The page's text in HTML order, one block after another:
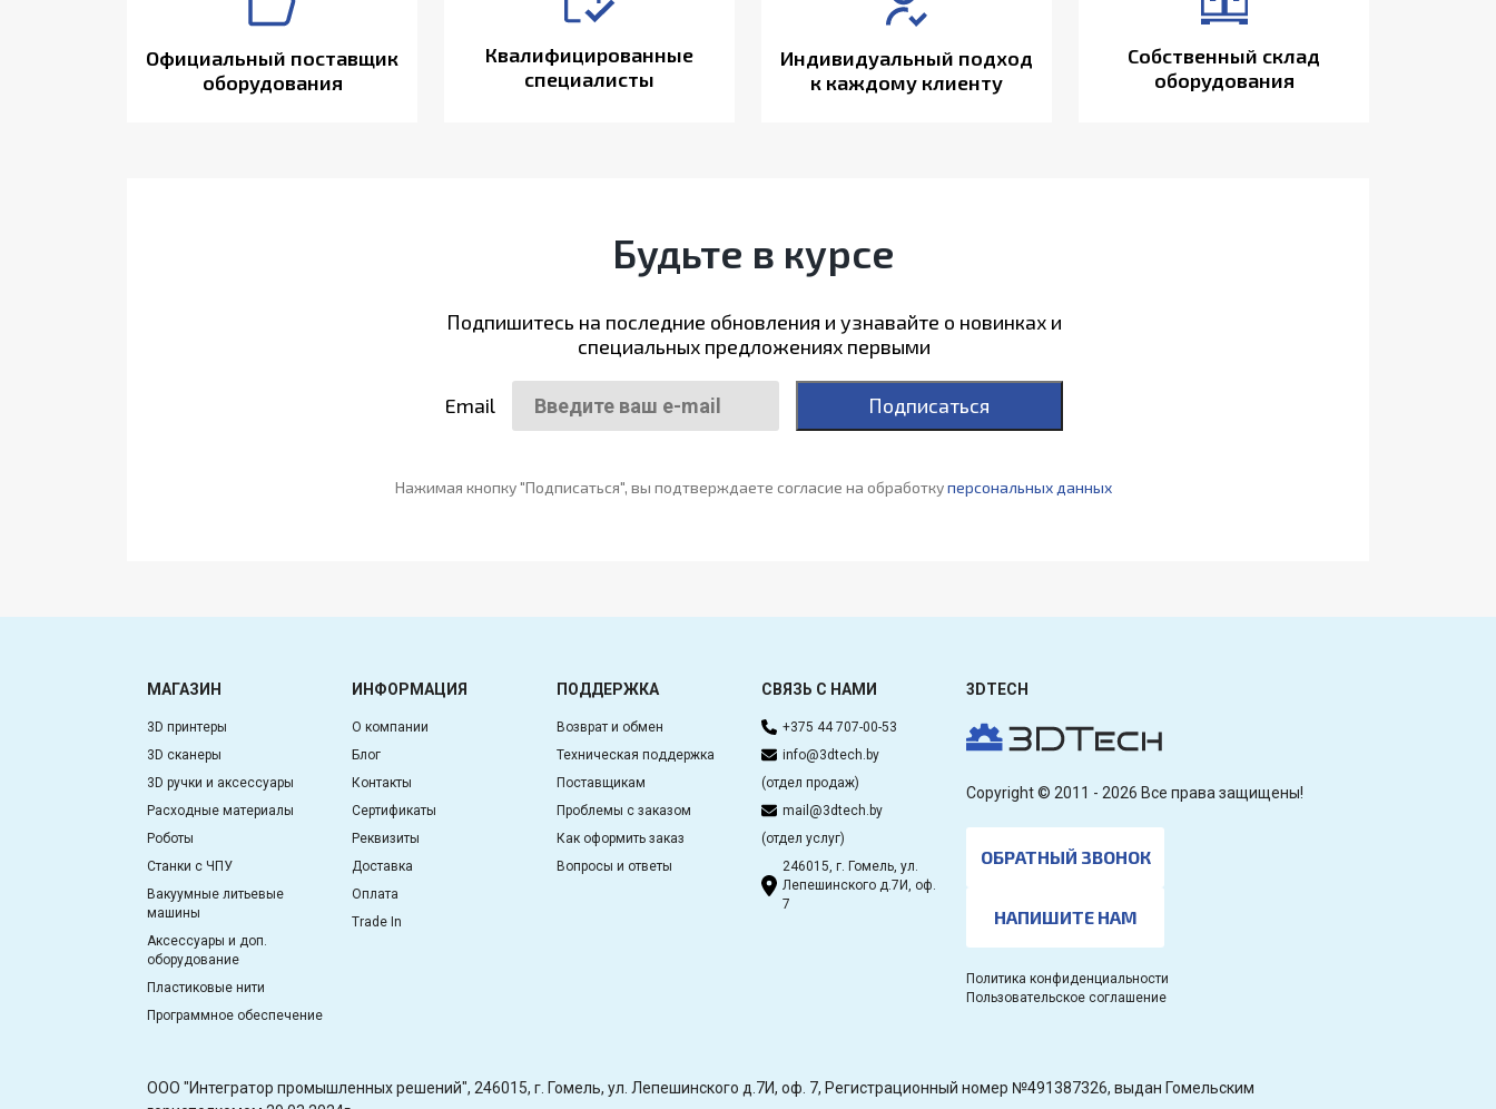
Официальный поставщик
оборудования
Квалифицированные
специалисты
Индивидуальный подход
к каждому клиенту
Собственный склад
оборудования
Будьте в курсе
Подпишитесь на последние обновления и узнавайте о новинках и
специальных предложениях первыми
Email Подписаться
Нажимая кнопку "Подписаться", вы подтверждаете согласие на обработкуперсональных данных
МАГАЗИН
3D принтеры
3D сканеры
3D ручки и аксессуары
Расходные материалы
Роботы
Станки с ЧПУ
Вакуумные литьевые
машины
Аксессуары и доп.
оборудование
Пластиковые нити
Программное обеспечение
ИНФОРМАЦИЯ
О компании
Блог
Контакты
Сертификаты
Реквизиты
Доставка
Оплата
Trade In
ПОДДЕРЖКА
Возврат и обмен
Техническая поддержка
Поставщикам
Проблемы с заказом
Как оформить заказ
Вопросы и ответы
СВЯЗЬ С НАМИ
+375 44 707-00-53
info@3dtech.by
(отдел продаж)
mail@3dtech.by
(отдел услуг)
246015, г. Гомель, ул.
Лепешинского д.7И, оф.
7
3DTECH
Copyright © 2011 - 2026 Все права защищены!
ОБРАТНЫЙ ЗВОНОК
НАПИШИТЕ НАМ
Политика конфиденциальности
Пользовательское соглашение
OOO "Интегратор промышленных решений", 246015, г. Гомель, ул. Лепешинского д.7И, оф. 7, Регистрационный номер №491387326, выдан Гомельским